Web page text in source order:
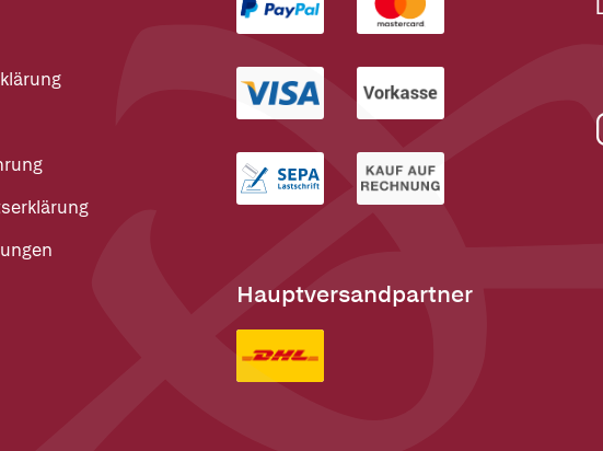
Hauptversandpartner